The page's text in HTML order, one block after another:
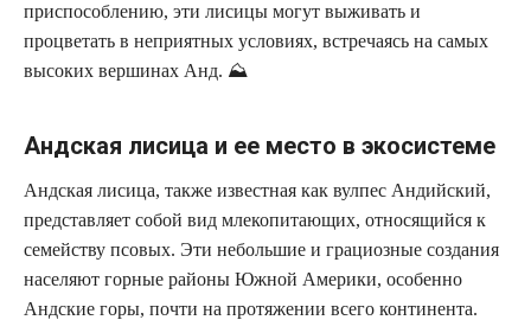
приспособлению, эти лисицы могут выживать и
процветать в неприятных условиях, встречаясь на самых
высоких вершинах Анд. ⛰️
Андская лисица и ее место в экосистеме
Андская лисица, также известная как вулпес Андийский,
представляет собой вид млекопитающих, относящийся к
семейству псовых. Эти небольшие и грациозные создания
населяют горные районы Южной Америки, особенно
Андские горы, почти на протяжении всего континента.